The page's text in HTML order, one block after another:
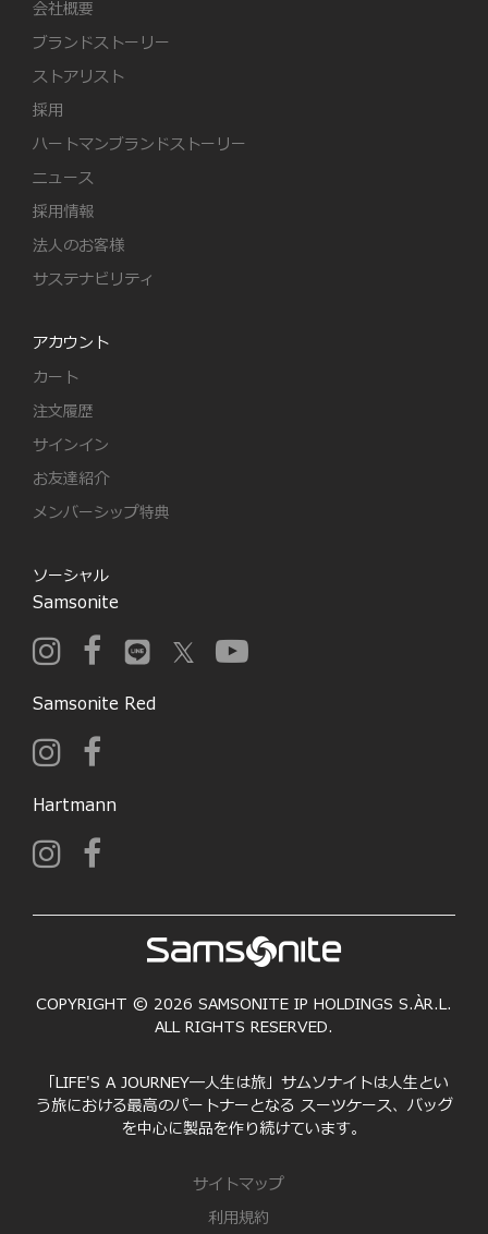
会社概要
ブランドストーリー
ストアリスト
採用
ハートマンブランドストーリー
ニュース
採用情報
法人のお客様
サステナビリティ
アカウント
カート
注文履歴
サインイン
お友達紹介
メンバーシップ特典
ソーシャル
Samsonite
Samsonite Red
Hartmann
COPYRIGHT © 2026 SAMSONITE IP HOLDINGS S.ÀR.L.
ALL RIGHTS RESERVED.
「LIFE'S A JOURNEY―人生は旅」サムソナイトは人生とい
う旅における最高のパートナーとなる スーツケース、バッグ
を中心に製品を作り続けています。
サイトマップ
利用規約